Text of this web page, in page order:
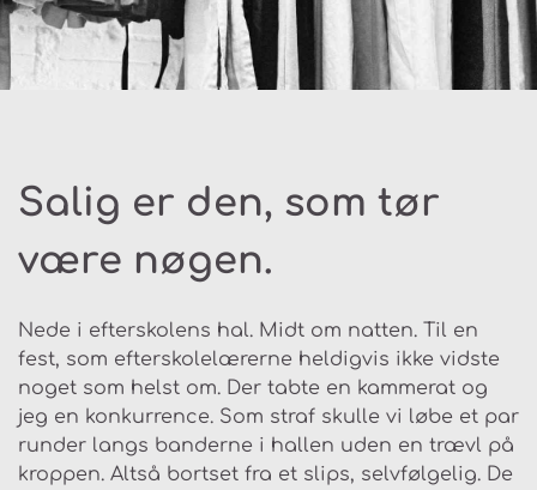
Salig er den, som tør
være nøgen.
Nede i efterskolens hal. Midt om natten. Til en
fest, som efterskolelærerne heldigvis ikke vidste
noget som helst om. Der tabte en kammerat og
jeg en konkurrence. Som straf skulle vi løbe et par
runder langs banderne i hallen uden en trævl på
kroppen. Altså bortset fra et slips, selvfølgelig. De